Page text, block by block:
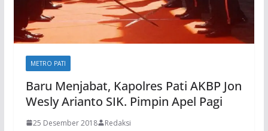
METRO PATI
Baru Menjabat, Kapolres Pati AKBP Jon
Wesly Arianto SIK. Pimpin Apel Pagi
25 Desember 2018 Redaksi